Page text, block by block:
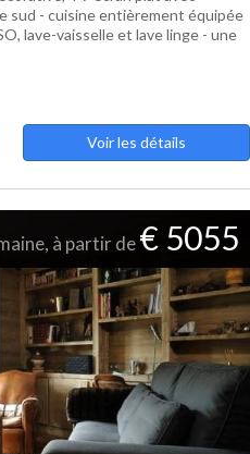
sud - cuisine entièrement équipée
lave-vaisselle et lave linge - une
Voir les détails
à partir de€ 5055